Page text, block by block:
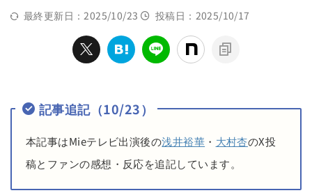
最終更新日：2025/10/23 投稿日：2025/10/17
記事追記（10/23）
本記事はMieテレビ出演後の浅井裕華 ・ 大村杏のX投
稿とファンの感想・反応を追記しています。